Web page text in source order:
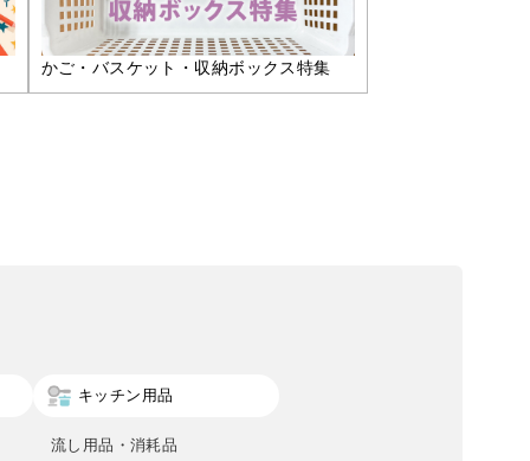
かご・バスケット・収納ボックス特集
キッチン用品
流し用品・消耗品